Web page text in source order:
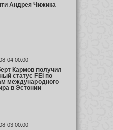
Андрея Чижика
04 00:00
Кармов получил
статус FEI по
международного
в Эстонии
03 00:00